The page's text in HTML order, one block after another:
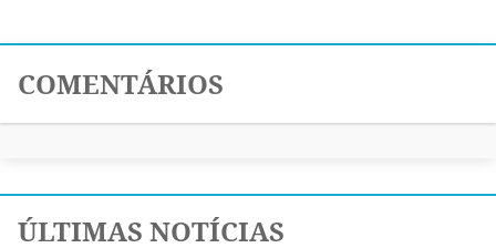
COMENTÁRIOS
ÚLTIMAS NOTÍCIAS